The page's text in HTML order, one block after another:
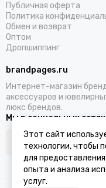
Публичная оферта
Политика
Обмен и возврат
Оптом
Дропшиппинг
brandpages.ru
Интернет-магазин
аксессуаров и
люкс брендов.
Мы в социальных сетях
Этот сайт
технологии, чтобы
для
опыта и анализа
услуг.